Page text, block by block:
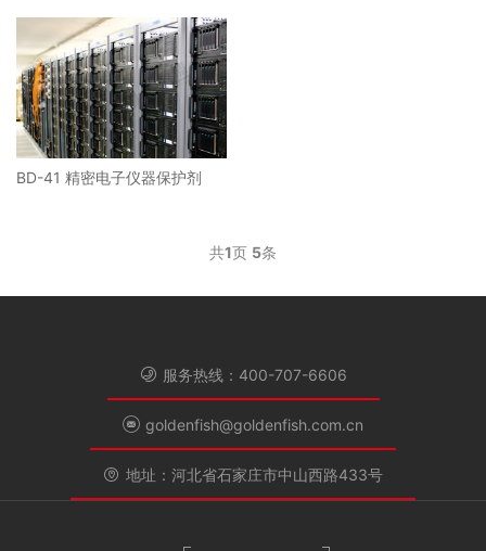
BD-41 精密电子仪器保护剂
共1页 5条
服务热线：400-707-6606
goldenfish@goldenfish.com.cn
地址：河北省石家庄市中山西路433号